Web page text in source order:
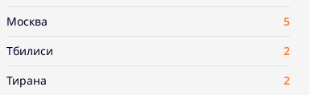
Москва
5
Тбилиси
2
Тирана
2